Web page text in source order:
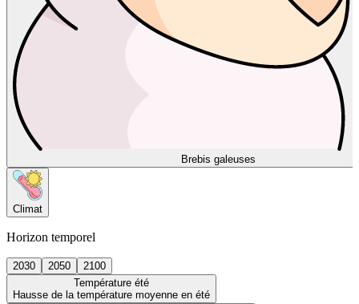
Brebis galeuses
Climat
Horizon temporel
2030 2050
2100
Température été
Hausse de la température moyenne en été